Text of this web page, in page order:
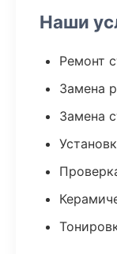
Наши
Ремонт
Замена
Замена